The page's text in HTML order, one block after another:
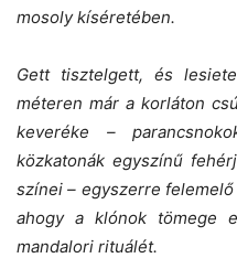
mosoly kíséretében.
Gett tisztelgett, és
méteren már a korláton
keveréke –
közkatonák egyszínű
színei – egyszerre
ahogy a klónok tömege
mandalori rituálét.